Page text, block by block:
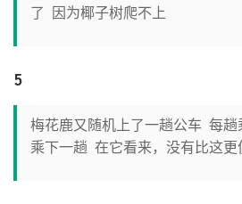
了 因为椰子树爬不上
5
梅花鹿又随机上了一趟公车 每
乘下一趟 在它看来，没有比这更